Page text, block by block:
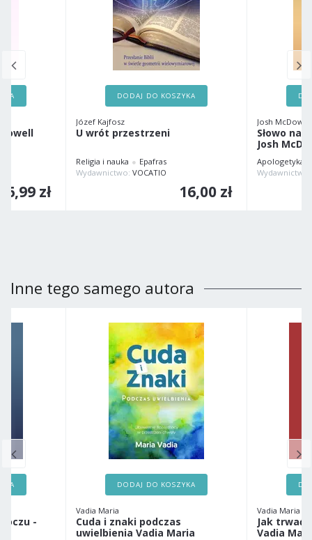
zł
DODAJ DO KOSZYKA
Józef Kajfosz
U wrót przestrzeni
Religia i nauka
Epafras
Wydawnictwo: VOCATIO
16,00 zł
Josh McDowell
Słowo
Josh
Apologetyka
Inne tego samego autora
oczu -
DODAJ DO KOSZYKA
Vadia Maria
Cuda i znaki podczas
uwielbienia Vadia Maria
Vadia Maria
Jak trwać
Vadia